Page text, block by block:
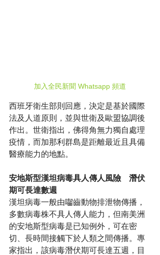
加入全民新聞 Whatsapp 頻道
西班牙衛生部則回應，決定是基於國際
法及人道原則，並與世衛及歐盟協調後
作出。世衛指出，佛得角無力獨自處理
疫情，而加那利群島是距離最近且具備
醫療能力的地點。
安地斯型漢坦病毒具人傳人風險　潛伏
期可長達數週
漢坦病毒一般由囓齒動物排泄物傳播，
多數病毒株不具人傳人能力，但南美洲
的安地斯型病毒是已知例外，可在密
切、長時間接觸下於人類之間傳播。專
家指出，該病毒潛伏期可長達五週，目